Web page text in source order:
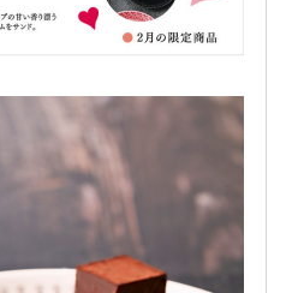
2014年10月
2014年8月
2014年7月
2014年6月
2014年5月